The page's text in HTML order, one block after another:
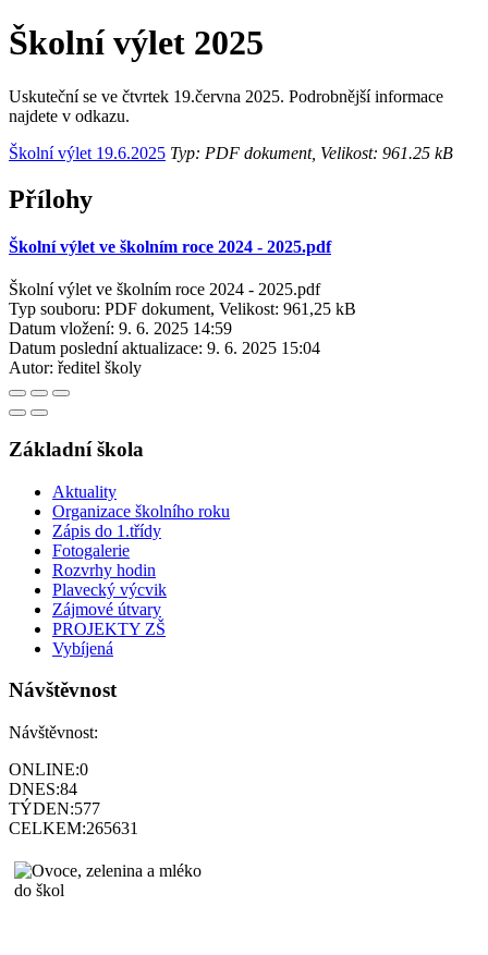
Školní výlet 2025
Uskuteční se ve čtvrtek 19.června 2025. Podrobnější informace
najdete v odkazu.
Školní výlet 19.6.2025 Typ: PDF dokument, Velikost: 961.25 kB
Přílohy
Školní výlet ve školním roce 2024 - 2025.pdf
Školní výlet ve školním roce 2024 - 2025.pdf
Typ souboru: PDF dokument, Velikost: 961,25 kB
Datum vložení: 9. 6. 2025 14:59
Datum poslední aktualizace: 9. 6. 2025 15:04
Autor: ředitel školy
Základní škola
Aktuality
Organizace školního roku
Zápis do 1.třídy
Fotogalerie
Rozvrhy hodin
Plavecký výcvik
Zájmové útvary
PROJEKTY ZŠ
Vybíjená
Návštěvnost
Návštěvnost:
ONLINE:0
DNES:84
TÝDEN:577
CELKEM:265631